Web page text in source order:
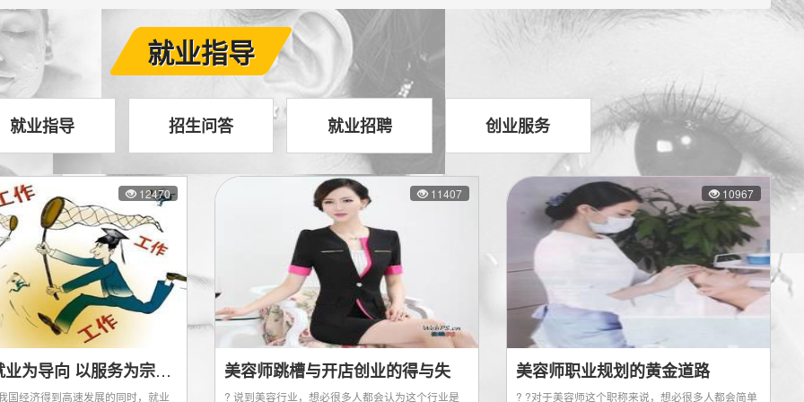
就业指导
就业指导 招生问答 就业招聘 创业服务
12470
关于“以就业为导向 以服务为宗旨”办学方针
国经济得到高速发展的同时，就业
11407
美容师跳槽与开店创业的得与失
? 说到美容行业，想必很多人都会认为这个行业是
10967
美容师职业规划的黄金道路
? ?对于美容师这个职称来说，想必很多人都会简单